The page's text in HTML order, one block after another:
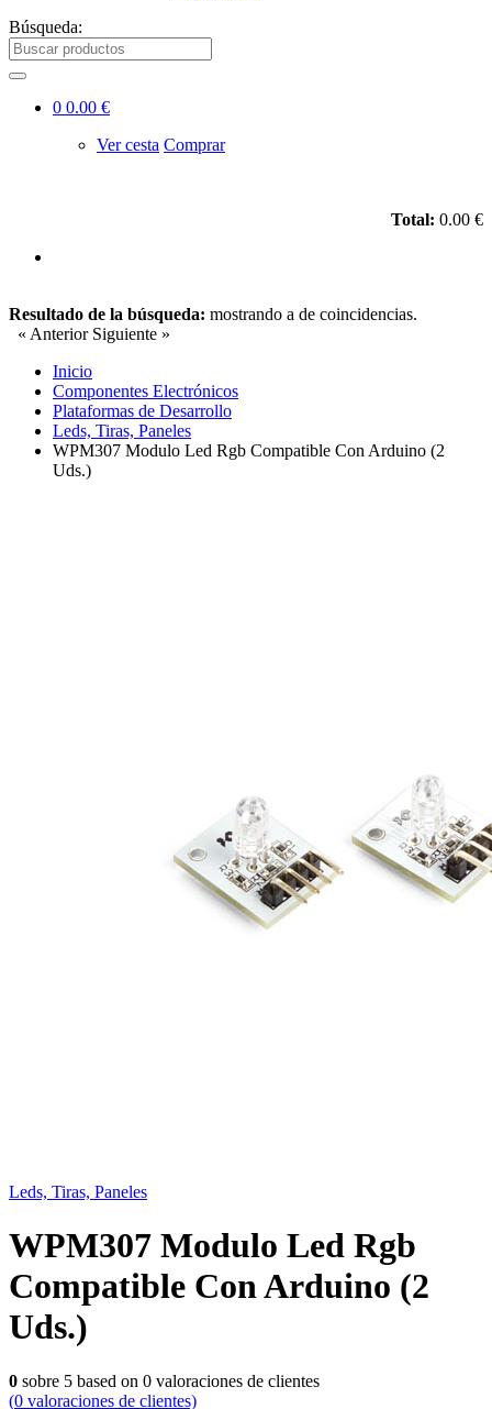
Búsqueda:
0 0.00 €
Ver cesta Comprar
Total: 0.00 €
Resultado de la búsqueda: mostrando a de coincidencias.
« Anterior Siguiente »
Inicio
Componentes Electrónicos
Plataformas de Desarrollo
Leds, Tiras, Paneles
WPM307 Modulo Led Rgb Compatible Con Arduino (2
Uds.)
Leds, Tiras, Paneles
WPM307 Modulo Led Rgb
Compatible Con Arduino (2
Uds.)
0 sobre 5 based on 0 valoraciones de clientes
(0 valoraciones de clientes)